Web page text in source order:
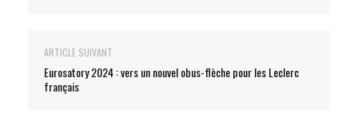
ARTICLE SUIVANT
Eurosatory 2024 : vers un nouvel obus-flèche pour les Leclerc
français